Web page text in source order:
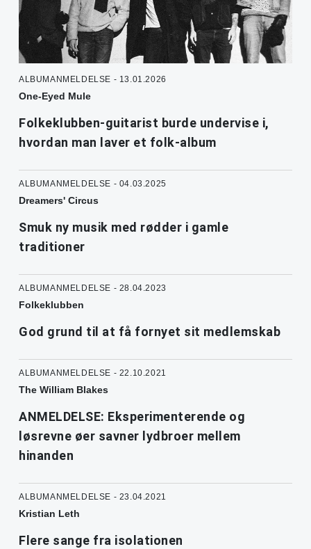
ALBUMANMELDELSE - 13.01.2026
One-Eyed Mule
Folkeklubben-guitarist burde undervise i,
hvordan man laver et folk-album
ALBUMANMELDELSE - 04.03.2025
Dreamers' Circus
Smuk ny musik med rødder i gamle
traditioner
ALBUMANMELDELSE - 28.04.2023
Folkeklubben
God grund til at få fornyet sit medlemskab
ALBUMANMELDELSE - 22.10.2021
The William Blakes
ANMELDELSE: Eksperimenterende og
løsrevne øer savner lydbroer mellem
hinanden
ALBUMANMELDELSE - 23.04.2021
Kristian Leth
Flere sange fra isolationen